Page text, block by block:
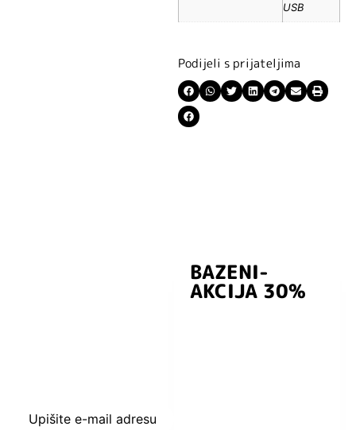
USB
Podijeli s prijateljima
Upišite e-mail adresu
BAZENI-
AKCIJA 30%